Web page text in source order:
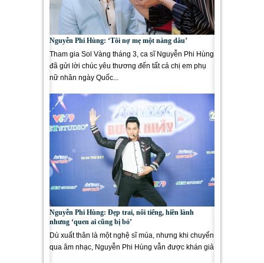
Nguyễn Phi Hùng: ‘Tôi nợ mẹ một nàng dâu’
Tham gia Sol Vàng tháng 3, ca sĩ Nguyễn Phi Hùng
đã gửi lời chúc yêu thương đến tất cả chị em phụ
nữ nhân ngày Quốc...
Nguyễn Phi Hùng: Đẹp trai, nổi tiếng, hiền lành
nhưng ‘quen ai cũng bị bỏ’
Dù xuất thân là một nghệ sĩ múa, nhưng khi chuyển
qua âm nhạc, Nguyễn Phi Hùng vẫn được khán giả